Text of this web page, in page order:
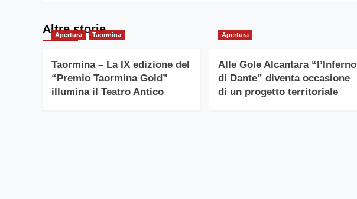
Altre storie
Apertura Taormina
Taormina – La IX edizione del
“Premio Taormina Gold”
illumina il Teatro Antico
Apertura
Alle Gole Alcantara “l’Inferno
di Dante” diventa occasione
di un progetto territoriale